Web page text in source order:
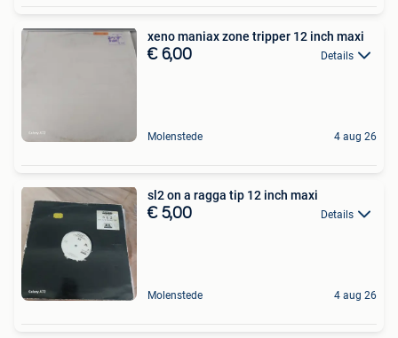
xeno maniax zone tripper 12 inch maxi
€ 6,00 Details
Molenstede 4 aug 26
sl2 on a ragga tip 12 inch maxi
€ 5,00 Details
Molenstede 4 aug 26